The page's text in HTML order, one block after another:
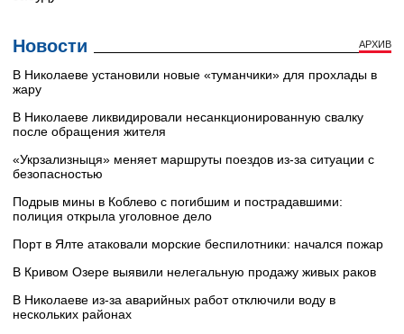
Новости АРХИВ
В Николаеве установили новые «туманчики» для прохлады в
жару
В Николаеве ликвидировали несанкционированную свалку
после обращения жителя
«Укрзализныця» меняет маршруты поездов из-за ситуации с
безопасностью
Подрыв мины в Коблево с погибшим и пострадавшими:
полиция открыла уголовное дело
Порт в Ялте атаковали морские беспилотники: начался пожар
В Кривом Озере выявили нелегальную продажу живых раков
В Николаеве из-за аварийных работ отключили воду в
нескольких районах